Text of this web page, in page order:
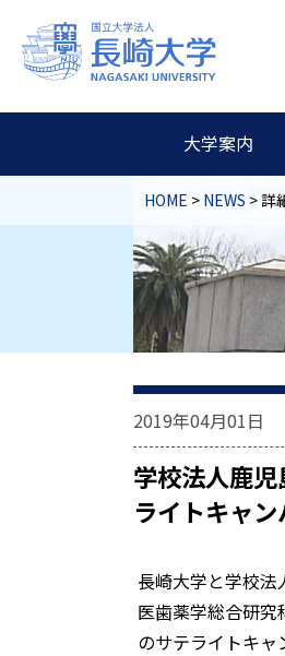
大学案内
HOME > NEWS > 詳
2019年04月01日
学校法人鹿
ライトキャ
長崎大学と学校
医歯薬学総合研
のサテライトキ